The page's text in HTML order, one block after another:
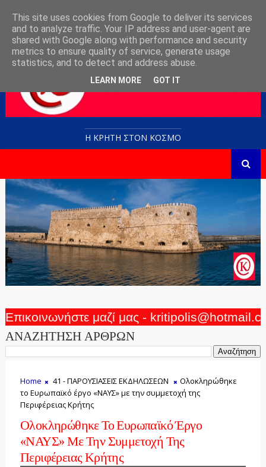
Η ΚΡΗΤΗ ΣΤΟN KOΣΜΟ
Επικοινωνήστε μαζί μας -
ΑΝΑΖΗΤΗΣΗ ΑΡΘΡΩΝ
Home 41 - ΠΑΡΟΥΣΙΑΣΕΙΣ ΕΚΔΗΛΩΣΕΩΝ
Ολοκληρώθηκε
το Ευρωπαϊκό έργο «ΝΑΥΣ» με την συμμετοχή της
Περιφέρειας Κρήτης
Ολοκληρώθηκε Το Ευρωπαϊκό Έργο
«ΝΑΥΣ» Με Την Συμμετοχή Της
Περιφέρειας Κρήτης
This site uses cookies from Google to deliver its services
and to analyze traffic. Your IP address and user-agent are
shared with Google along with performance and security
metrics to ensure quality of service, generate usage
statistics, and to detect and address abuse.
LEARN MORE GOT IT